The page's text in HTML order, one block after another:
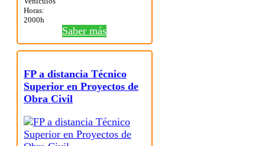
Horas:
2000h
Saber más
FP a distancia Técnico
Superior en Proyectos de
Obra Civil